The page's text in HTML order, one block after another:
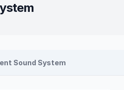
Sound System